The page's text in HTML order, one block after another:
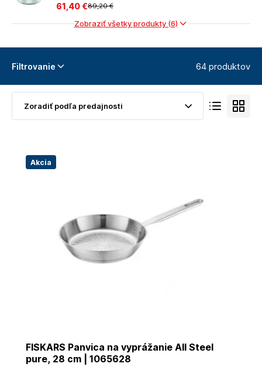
89,20 €
61 ,40 €
Zobraziť všetky produkty (6)
Filtrovanie 64 produktov
Akcia
FISKARS Panvica na vyprážanie All Steel
pure, 28 cm | 1065628